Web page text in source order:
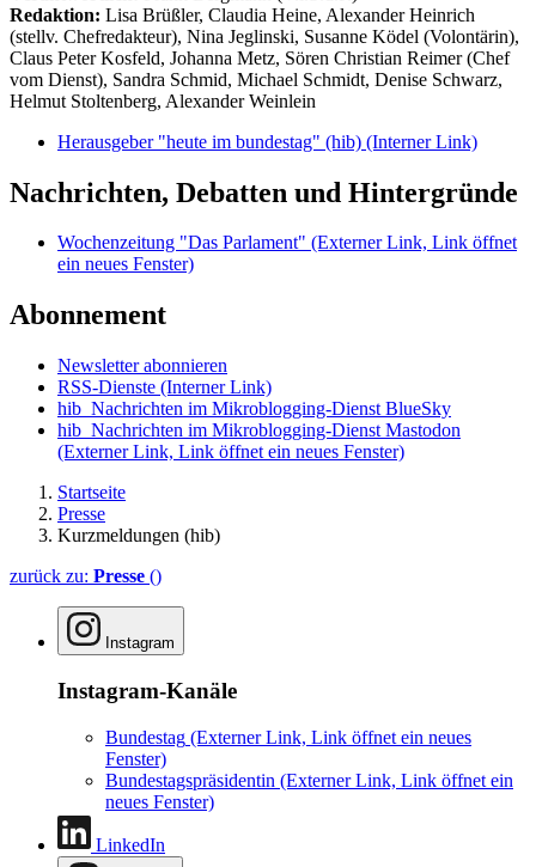
Redaktion: Lisa Brüßler, Claudia Heine, Alexander Heinrich
(stellv. Chefredakteur), Nina Jeglinski, Susanne Ködel (Volontärin),
Claus Peter Kosfeld, Johanna Metz, Sören Christian Reimer (Chef
vom Dienst), Sandra Schmid, Michael Schmidt, Denise Schwarz,
Helmut Stoltenberg, Alexander Weinlein
Herausgeber "heute im bundestag" (hib) (Interner Link)
Nachrichten, Debatten und Hintergründe
Wochenzeitung "Das Parlament" (Externer Link, Link öffnet
ein neues Fenster)
Abonnement
Newsletter abonnieren
RSS-Dienste (Interner Link)
hib_Nachrichten im Mikroblogging-Dienst BlueSky
hib_Nachrichten im Mikroblogging-Dienst Mastodon
(Externer Link, Link öffnet ein neues Fenster)
Startseite
Presse
Kurzmeldungen (hib)
zurück zu: Presse ()
Instagram
Instagram-Kanäle
Bundestag (Externer Link, Link öffnet ein neues
Fenster)
Bundestagspräsidentin (Externer Link, Link öffnet ein
neues Fenster)
LinkedIn